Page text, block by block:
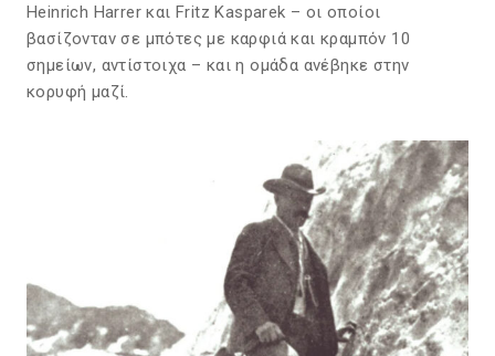
Heinrich Harrer και Fritz Kasparek – οι οποίοι
βασίζονταν σε μπότες με καρφιά και κραμπόν 10
σημείων, αντίστοιχα – και η ομάδα ανέβηκε στην
κορυφή μαζί.